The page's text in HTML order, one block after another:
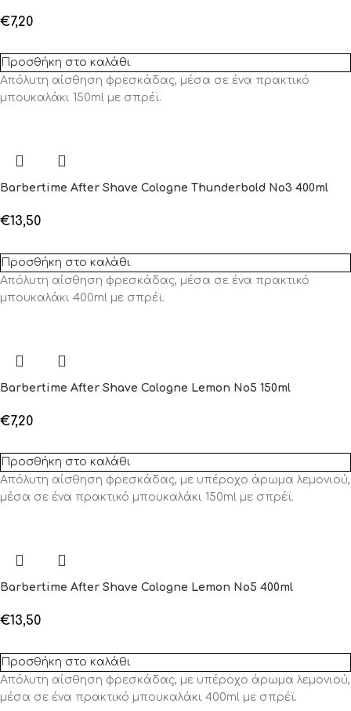
€7,20
Προσθήκη στο καλάθι
Απόλυτη αίσθηση φρεσκάδας, μέσα σε ένα πρακτικό
μπουκαλάκι 150ml με σπρέϊ.
Barbertime After Shave Cologne Thunderbold No3 400ml
€13,50
Προσθήκη στο καλάθι
Απόλυτη αίσθηση φρεσκάδας, μέσα σε ένα πρακτικό
μπουκαλάκι 400ml με σπρέϊ.
Barbertime After Shave Cologne Lemon No5 150ml
€7,20
Προσθήκη στο καλάθι
Απόλυτη αίσθηση φρεσκάδας, με υπέροχο άρωμα λεμονιού,
μέσα σε ένα πρακτικό μπουκαλάκι 150ml με σπρέϊ.
Barbertime After Shave Cologne Lemon No5 400ml
€13,50
Προσθήκη στο καλάθι
Απόλυτη αίσθηση φρεσκάδας, με υπέροχο άρωμα λεμονιού,
μέσα σε ένα πρακτικό μπουκαλάκι 400ml με σπρέϊ.